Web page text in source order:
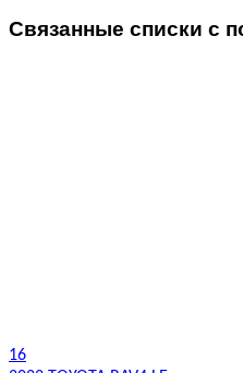
Связанные списки с
16